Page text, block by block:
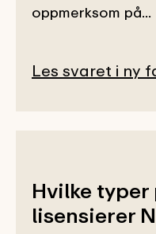
oppmerksom på...
Les svaret i ny
Hvilke
lisensierer